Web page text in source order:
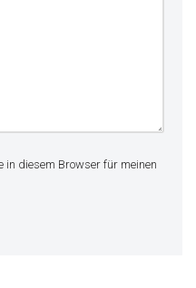
in diesem Browser für meinen